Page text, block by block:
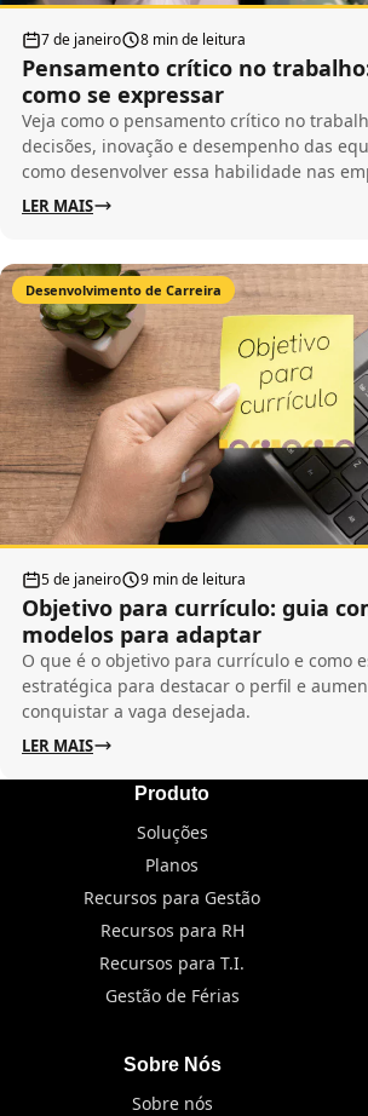
7 de janeiro 8 min de leitura
Pensamento crítico no
como se expressar
Veja como o pensamento crítico no
decisões, inovação e desempenho das
como desenvolver essa habilidade nas
LER MAIS
Desenvolvimento de Carreira
5 de janeiro 9 min de leitura
Objetivo para currículo: guia
modelos para adaptar
O que é o objetivo para currículo e como
estratégica para destacar o perfil e
conquistar a vaga desejada.
LER MAIS
Produto
Soluções
Planos
Recursos para Gestão
Recursos para RH
Recursos para T.I.
Gestão de Férias
Sobre Nós
Sobre nós